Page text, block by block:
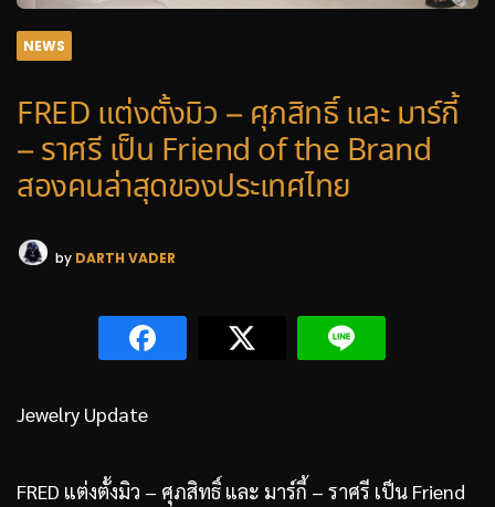
NEWS
FRED แต่งตั้งมิว – ศุภสิทธิ์ และ มาร์กี้
– ราศรี เป็น Friend of the Brand
สองคนล่าสุดของประเทศไทย
by DARTH VADER
Jewelry Update
FRED แต่งตั้งมิว – ศุภสิทธิ์ และ มาร์กี้ – ราศรี เป็น Friend